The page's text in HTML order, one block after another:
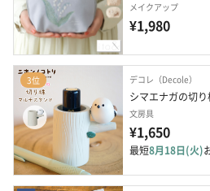
メイクアップ
¥1,980
3位 デコレ（Decole）
シマエナガの切
文房具
¥1,650
最短8月18日(火)